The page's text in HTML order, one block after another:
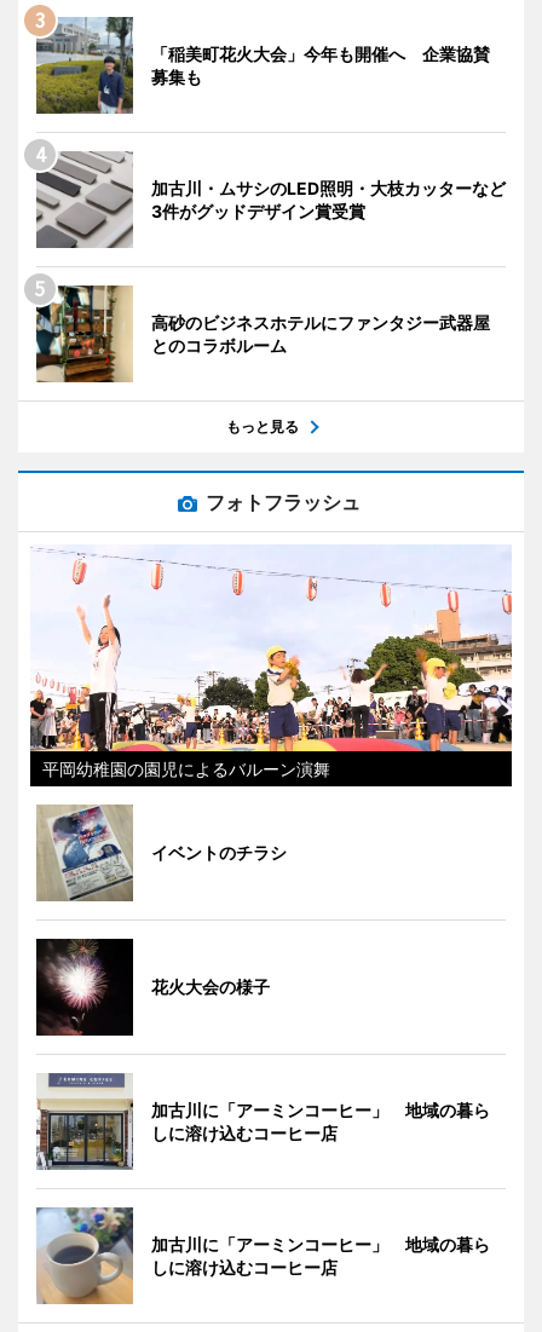
「稲美町花火大会」今年も開催へ 企業協賛
募集も
加古川・ムサシのLED照明・大枝カッターなど
3件がグッドデザイン賞受賞
高砂のビジネスホテルにファンタジー武器屋
とのコラボルーム
もっと見る
フォトフラッシュ
平岡幼稚園の園児によるバルーン演舞
イベントのチラシ
花火大会の様子
加古川に「アーミンコーヒー」 地域の暮ら
しに溶け込むコーヒー店
加古川に「アーミンコーヒー」 地域の暮ら
しに溶け込むコーヒー店